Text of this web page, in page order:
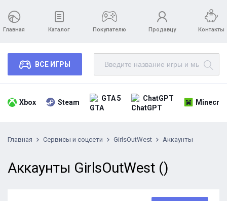
Главная Каталог Покупателю Продавцу Контакты
ВСЕ ИГРЫ
Xbox Steam GTA 5 ChatGPT
Главная Сервисы и соцсети GirlsOutWest Аккаунты
Аккаунты GirlsOutWest ()